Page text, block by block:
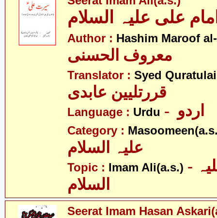
علی علیہ السلام
Author : Hashim Maroof
معروف الحسنی
Translator : Syed
قررتلیین عابدی
Language : Urdu
Category :
Topic : Imam Ali(a.s.) - امام علی علیہ
Seerat Imam Hasan